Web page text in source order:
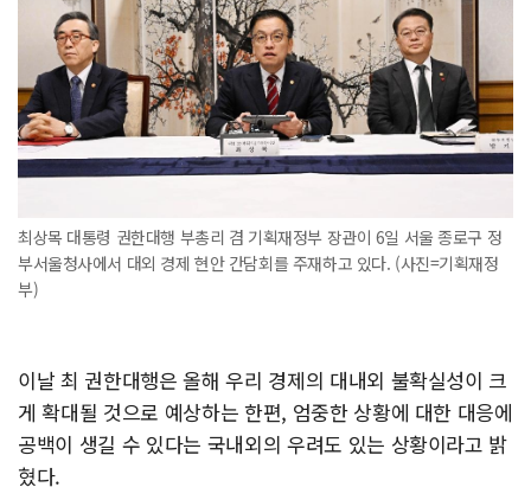
최상목 대통령 권한대행 부총리 겸 기획재정부 장관이 6일 서울 종로구 정
부서울청사에서 대외 경제 현안 간담회를 주재하고 있다. (사진=기획재정
부)
이날 최 권한대행은 올해 우리 경제의 대내외 불확실성이 크
게 확대될 것으로 예상하는 한편, 엄중한 상황에 대한 대응에
공백이 생길 수 있다는 국내외의 우려도 있는 상황이라고 밝
혔다.